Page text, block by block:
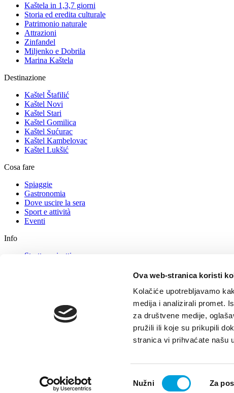
Ova web-stranica koristi
Kolačiće upotrebljavamo
medija i analizirali promet.
za društvene medije,
pružili ili koje su prikupili
stranica vi prihvaćate našu
pristanka
Nužni Za
Kaštela in 1,3,7 giorni
Storia ed eredita culturale
Patrimonio naturale
Attrazioni
Zinfandel
Miljenko e Dobrila
Marina Kaštela
Destinazione
Kaštel Štafilić
Kaštel Novi
Kaštel Stari
Kaštel Gomilica
Kaštel Sućurac
Kaštel Kambelovac
Kaštel Lukšić
Cosa fare
Spiaggie
Gastronomia
Dove uscire la sera
Sport e attività
Eventi
Info
Struttura ricettiva